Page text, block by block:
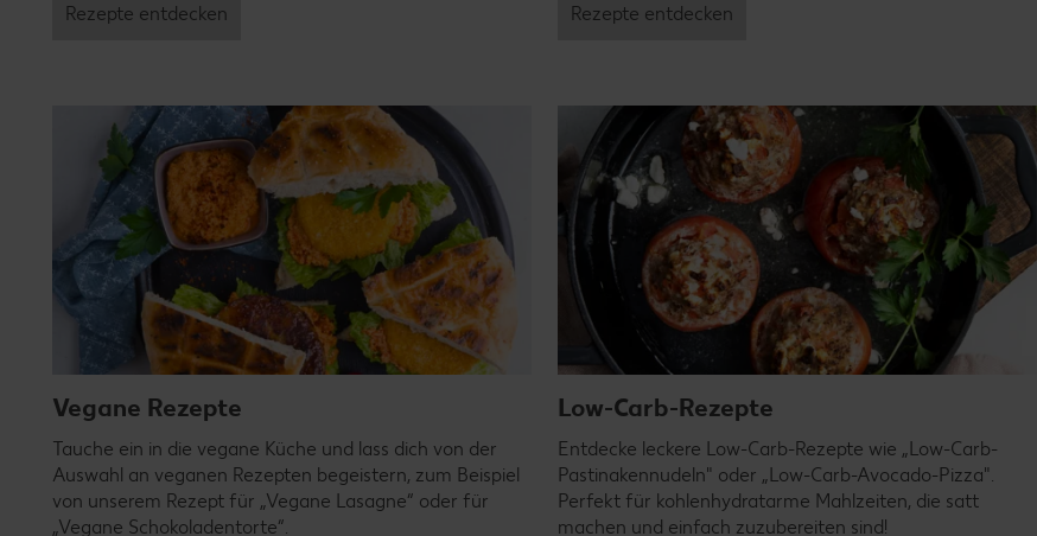
Rezepte entdecken Rezepte entdecken
Vegane Rezepte
Tauche ein in die vegane Küche und lass dich von der
Auswahl an veganen Rezepten begeistern, zum Beispiel
von unserem Rezept für „Vegane Lasagne“ oder für
„Vegane Schokoladentorte“.
Low-Carb-Rezepte
Entdecke leckere Low-Carb-Rezepte wie „Low-Carb-
Pastinakennudeln" oder „Low-Carb-Avocado-Pizza".
Perfekt für kohlenhydratarme Mahlzeiten, die satt
machen und einfach zuzubereiten sind!